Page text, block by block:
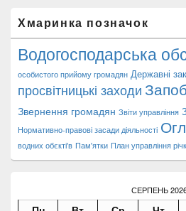
Хмаринка позначок
Водогосподарська
особистого прийому громадян Державні
просвітницькі заходи
Звернення громадян Звіти управління
Нормативно-правові засади діяльності
водних обєкті'в Пам'ятки План управління
СЕРПЕНЬ